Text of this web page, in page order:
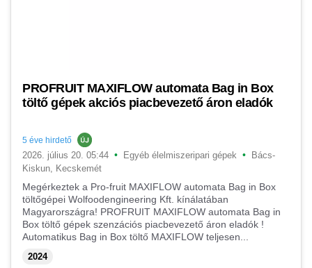
PROFRUIT MAXIFLOW automata Bag in Box
töltő gépek akciós piacbevezető áron eladók
5 éve hirdető
2026. július 20. 05:44 • Egyéb élelmiszeripari gépek • Bács-
Kiskun, Kecskemét
Megérkeztek a Pro-fruit MAXIFLOW automata Bag in Box
töltőgépei Wolfoodengineering Kft. kínálatában
Magyarországra! PROFRUIT MAXIFLOW automata Bag in
Box töltő gépek szenzációs piacbevezető áron eladók !
Automatikus Bag in Box töltő MAXIFLOW teljesen...
2024